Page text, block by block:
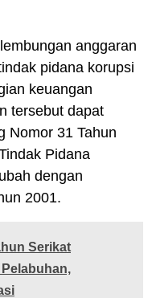
anggaran
pidana korupsi
keuangan
tersebut dapat
Nomor 31 Tahun
Pidana
dengan
2001.
Serikat